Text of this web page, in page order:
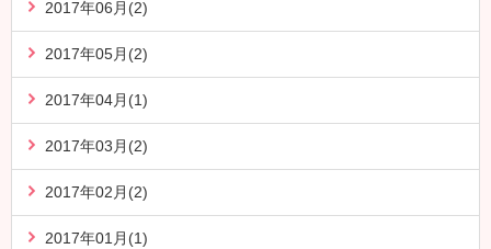
2017年06月(2)
2017年05月(2)
2017年04月(1)
2017年03月(2)
2017年02月(2)
2017年01月(1)